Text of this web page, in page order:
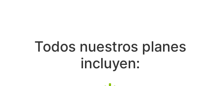
Todos nuestros planes
incluyen: